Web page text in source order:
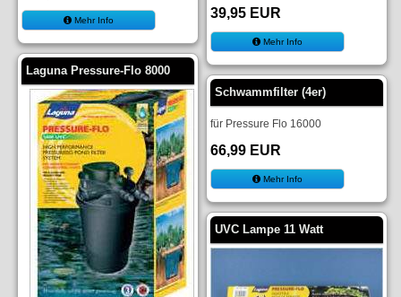
Mehr Info
Laguna Pressure-Flo 8000
39,95 EUR
Mehr Info
Schwammfilter (4er)
für Pressure Flo 16000
66,99 EUR
Mehr Info
UVC Lampe 11 Watt